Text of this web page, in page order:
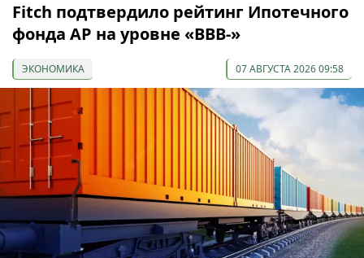
Fitch подтвердило рейтинг Ипотечного
фонда АР на уровне «BBB-»
ЭКОНОМИКА 07 АВГУСТА 2026 09:58